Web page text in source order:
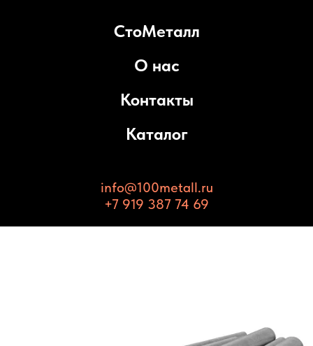
СтоМеталл
О нас
Контакты
Каталог
info@100metall.ru
+7 919 387 74 69